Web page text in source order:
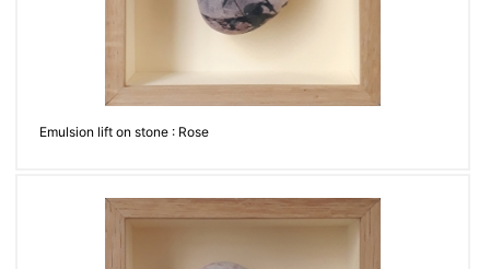
Emulsion lift on stone : Rose